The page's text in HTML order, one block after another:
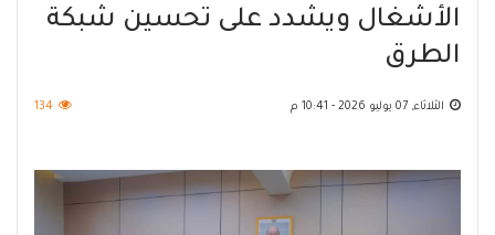
الأشغال ويشدد على تحسين شبكة
الطرق
الثلاثاء, 07 يوليو 2026 - 10:41 م 134